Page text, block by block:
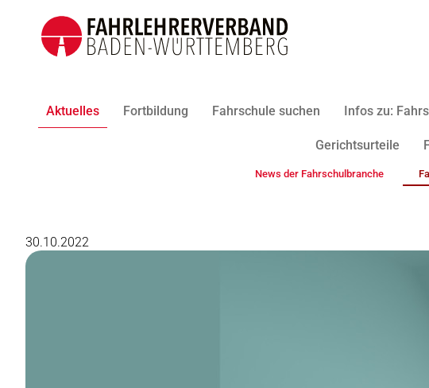
Aktuelles Fortbildung Fahrschule suchen Infos zu:
Gerichtsurteile
News der Fahrschulbranche
30.10.2022